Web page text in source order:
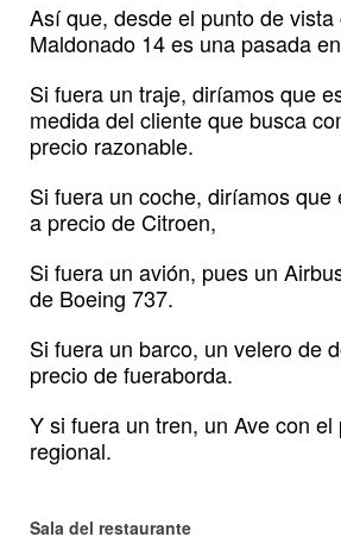
Así que, desde el punto de vista
Maldonado 14 es una pasada
Si fuera un traje, diríamos que
medida del cliente que busca
precio razonable.
Si fuera un coche, diríamos que
a precio de Citroen,
Si fuera un avión, pues un
de Boeing 737.
Si fuera un barco, un velero de
precio de fueraborda.
Y si fuera un tren, un Ave con
regional.
Sala del restaurante